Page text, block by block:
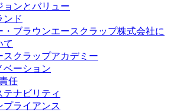
ョンとバリュー
ンド
・ブラウンエースクラップ株式会社に
て
スクラップアカデミー
ベーション
任
テナビリティ
プライアンス